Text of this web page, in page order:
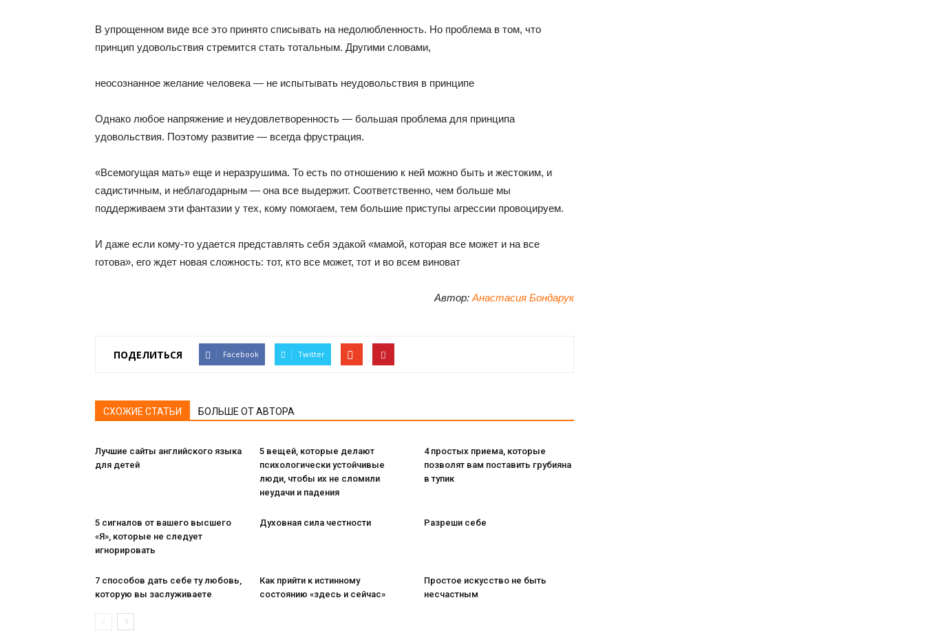
В упрощенном виде все это принято списывать на недолюбленность. Но проблема в том, что
принцип удовольствия стремится стать тотальным. Другими словами,
неосознанное желание человека — не испытывать неудовольствия в принципе
Однако любое напряжение и неудовлетворенность — большая проблема для принципа
удовольствия. Поэтому развитие — всегда фрустрация.
«Всемогущая мать» еще и неразрушима. То есть по отношению к ней можно быть и жестоким, и
садистичным, и неблагодарным — она все выдержит. Соответственно, чем больше мы
поддерживаем эти фантазии у тех, кому помогаем, тем большие приступы агрессии провоцируем.
И даже если кому-то удается представлять себя эдакой «мамой, которая все может и на все
готова», его ждет новая сложность: тот, кто все может, тот и во всем виноват
Автор: Анастасия Бондарук
ПОДЕЛИТЬСЯ Facebook Twitter
СХОЖИЕ СТАТЬИ БОЛЬШЕ ОТ АВТОРА
Лучшие сайты английского языка
для детей
5 вещей, которые делают
психологически устойчивые
люди, чтобы их не сломили
неудачи и падения
4 простых приема, которые
позволят вам поставить грубияна
в тупик
5 сигналов от вашего высшего
«Я», которые не следует
игнорировать
Духовная сила честности Разреши себе
7 способов дать себе ту любовь,
которую вы заслуживаете
Как прийти к истинному
состоянию «здесь и сейчас»
Простое искусство не быть
несчастным